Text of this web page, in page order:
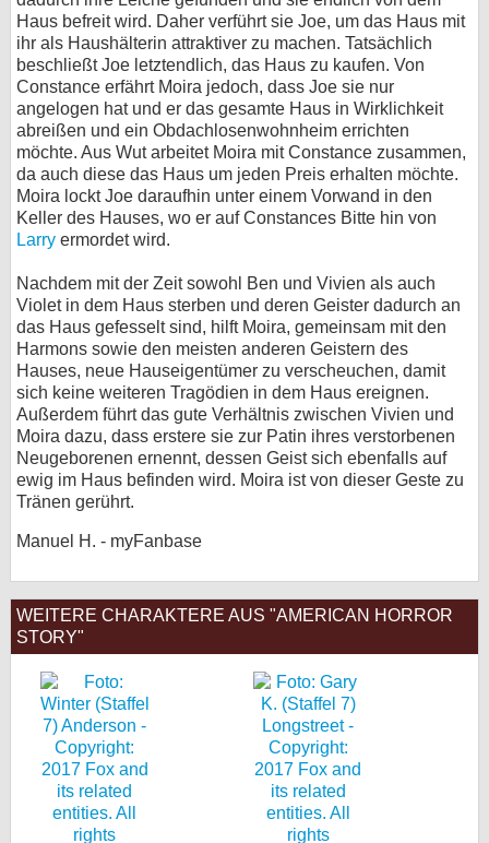
Haus befreit wird. Daher verführt sie Joe, um das Haus mit
ihr als Haushälterin attraktiver zu machen. Tatsächlich
beschließt Joe letztendlich, das Haus zu kaufen. Von
Constance erfährt Moira jedoch, dass Joe sie nur
angelogen hat und er das gesamte Haus in Wirklichkeit
abreißen und ein Obdachlosenwohnheim errichten
möchte. Aus Wut arbeitet Moira mit Constance zusammen,
da auch diese das Haus um jeden Preis erhalten möchte.
Moira lockt Joe daraufhin unter einem Vorwand in den
Keller des Hauses, wo er auf Constances Bitte hin von
Larry ermordet wird.
Nachdem mit der Zeit sowohl Ben und Vivien als auch
Violet in dem Haus sterben und deren Geister dadurch an
das Haus gefesselt sind, hilft Moira, gemeinsam mit den
Harmons sowie den meisten anderen Geistern des
Hauses, neue Hauseigentümer zu verscheuchen, damit
sich keine weiteren Tragödien in dem Haus ereignen.
Außerdem führt das gute Verhältnis zwischen Vivien und
Moira dazu, dass erstere sie zur Patin ihres verstorbenen
Neugeborenen ernennt, dessen Geist sich ebenfalls auf
ewig im Haus befinden wird. Moira ist von dieser Geste zu
Tränen gerührt.
Manuel H. - myFanbase
WEITERE CHARAKTERE AUS "AMERICAN HORROR
STORY"